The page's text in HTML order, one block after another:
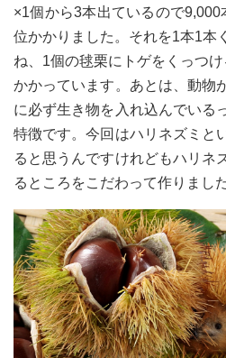
×1個から3本出ているので9,000
位かかりました。それを1本1本
ね、1個の毬栗にトゲをくっつ
かかっています。あとは、動物
に必ず生き物を入れ込んでいる
特徴です。今回はハリネズミと
ると思うんですけれどもハリネ
るところをこだわって作りました